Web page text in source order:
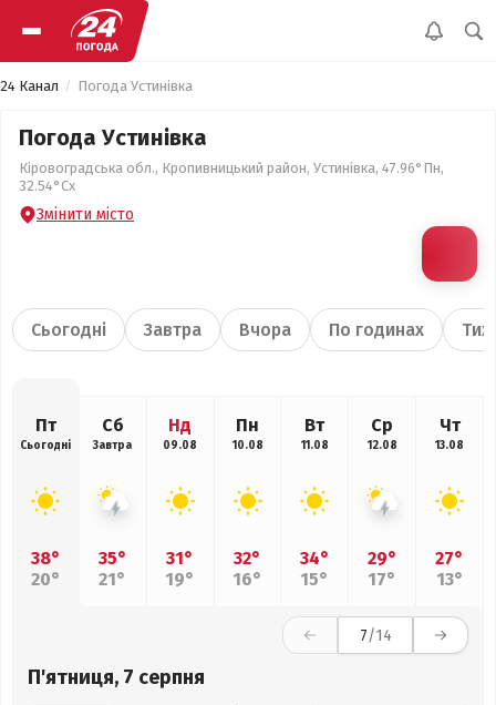
24 Канал Погода Устинівка
Погода Устинівка
Кіровоградська обл., Кропивницький район, Устинівка, 47.96°Пн,
32.54°Сх
Змінити місто
Сьогодні Завтра Вчора По годинах
Пт
Сьогодні
38°
20°
Сб
Завтра
35°
21°
Нд
09.08
31°
19°
Пн
10.08
32°
16°
Вт
11.08
34°
15°
Ср
12.08
29°
17°
Чт
13.08
27°
13°
7/14
П'ятниця, 7 серпня